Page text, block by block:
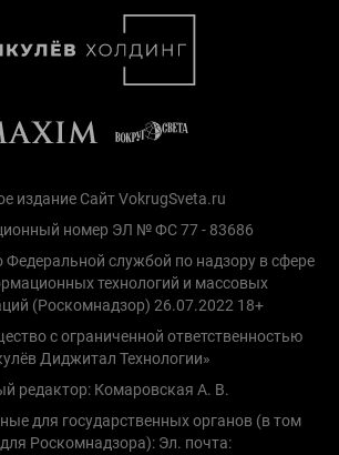
издание Сайт VokrugSveta.ru
номер ЭЛ № ФС 77 - 83686
Федеральной службой по надзору в сфере
технологий и массовых
(Роскомнадзор) 26.07.2022 18+
с ограниченной ответственностью
Диджитал Технологии»
редактор: Комаровская А. В.
для государственных органов (в том
Роскомнадзора): Эл. почта: